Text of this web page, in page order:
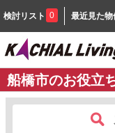
検討リスト 0 最近見た物
船橋市のお役立